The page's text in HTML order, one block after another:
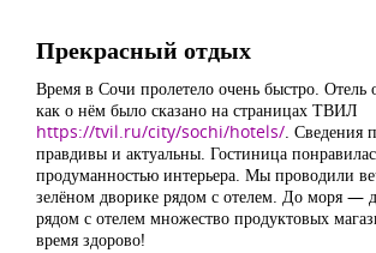
Прекрасный отдых
Время в Сочи пролетело очень быстро. Отель
как о нём было сказано на страницах ТВИЛ
https://tvil.ru/city/sochi/hotels/. Сведения
правдивы и актуальны. Гостиница
продуманностью интерьера. Мы проводили
зелёном дворике рядом с отелем. До моря —
рядом с отелем множество продуктовых
время здорово!